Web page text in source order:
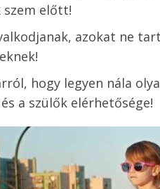
szem előtt!
azokat ne
hogy legyen nála
a szülők elérhetősége!